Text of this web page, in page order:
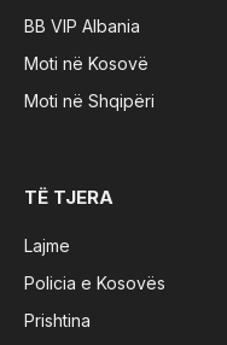
BB VIP Albania
Moti në Kosovë
Moti në Shqipëri
TË TJERA
Lajme
Policia e Kosovës
Prishtina